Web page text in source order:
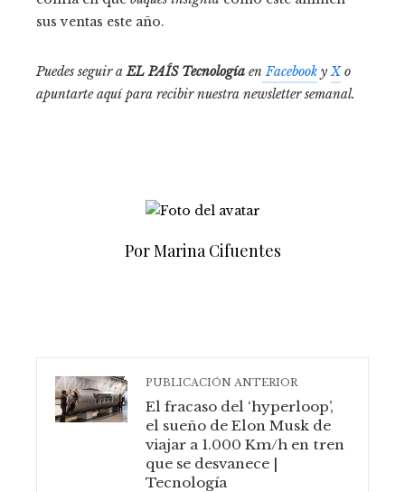
sus ventas este año.
Puedes seguir aEL PAÍS Tecnología en Facebook yXo
apuntarte aquí para recibir nuestra newsletter semanal.
Por Marina Cifuentes
PUBLICACIÓN ANTERIOR
El fracaso del ‘hyperloop’,
el sueño de Elon Musk de
viajar a 1.000 Km/h en tren
que se desvanece |
Tecnología